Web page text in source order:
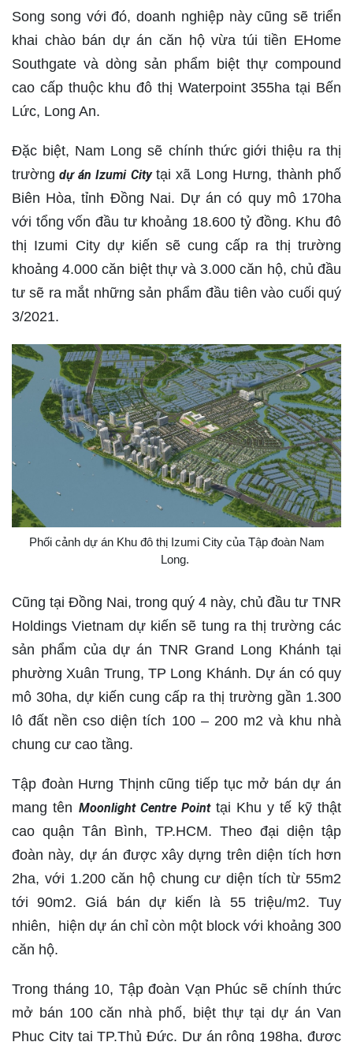
Song song với đó, doanh nghiệp này cũng sẽ triển
khai chào bán dự án căn hộ vừa túi tiền EHome
Southgate và dòng sản phẩm biệt thự compound
cao cấp thuộc khu đô thị Waterpoint 355ha tại Bến
Lức, Long An.
Đặc biệt, Nam Long sẽ chính thức giới thiệu ra thị
trường dự án Izumi City tại xã Long Hưng, thành phố
Biên Hòa, tỉnh Đồng Nai. Dự án có quy mô 170ha
với tổng vốn đầu tư khoảng 18.600 tỷ đồng. Khu đô
thị Izumi City dự kiến sẽ cung cấp ra thị trường
khoảng 4.000 căn biệt thự và 3.000 căn hộ, chủ đầu
tư sẽ ra mắt những sản phẩm đầu tiên vào cuối quý
3/2021.
Phối cảnh dự án Khu đô thị Izumi City của Tập đoàn Nam
Long.
Cũng tại Đồng Nai, trong quý 4 này, chủ đầu tư TNR
Holdings Vietnam dự kiến sẽ tung ra thị trường các
sản phẩm của dự án TNR Grand Long Khánh tại
phường Xuân Trung, TP Long Khánh. Dự án có quy
mô 30ha, dự kiến cung cấp ra thị trường gần 1.300
lô đất nền cso diện tích 100 – 200 m2 và khu nhà
chung cư cao tầng.
Tập đoàn Hưng Thịnh cũng tiếp tục mở bán dự án
mang tên Moonlight Centre Point tại Khu y tế kỹ thật
cao quận Tân Bình, TP.HCM. Theo đại diện tập
đoàn này, dự án được xây dựng trên diện tích hơn
2ha, với 1.200 căn hộ chung cư diện tích từ 55m2
tới 90m2. Giá bán dự kiến là 55 triệu/m2. Tuy
nhiên, hiện dự án chỉ còn một block với khoảng 300
căn hộ.
Trong tháng 10, Tập đoàn Vạn Phúc sẽ chính thức
mở bán 100 căn nhà phố, biệt thự tại dự án Van
Phuc City tại TP.Thủ Đức. Dự án rộng 198ha, được